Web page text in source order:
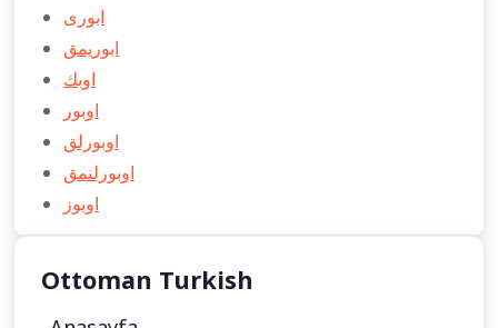
ابوری
ابوريمق
اوبك
اوبور
اوبورلق
اوبورلنمق
اوبوز
Ottoman Turkish